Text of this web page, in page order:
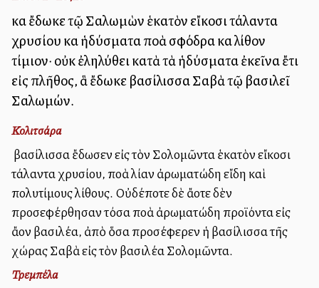
καὶ ἔδωκε τῷ Σαλωμὼν ἑκατὸν εἴκοσι τάλαντα
χρυσίου καὶ ἡδύσματα πολλὰ σφόδρα καὶ λίθον
τίμιον· οὐκ ἐληλύθει κατὰ τὰ ἡδύσματα ἐκεῖνα ἔτι
εἰς πλῆθος, ἃ ἔδωκε βασίλισσα Σαβὰ τῷ βασιλεῖ
Σαλωμών.
Κολιτσάρα
Ἡ βασίλισσα ἔδωσεν εἰς τὸν Σολομῶντα ἑκατὸν εἴκοσι
τάλαντα χρυσίου, πολλὰ λίαν ἀρωματώδη εἴδη καὶ
πολυτίμους λίθους. Οὐδέποτε δὲ ἄλλοτε δὲν
προσεφέρθησαν τόσα πολλὰ ἀρωματώδη προϊόντα εἰς
ἄλλον βασιλέα, ἀπὸ ὅσα προσέφερεν ἡ βασίλισσα τῆς
χώρας Σαβὰ εἰς τὸν βασιλέα Σολομῶντα.
Τρεμπέλα